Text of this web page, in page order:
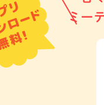
ミー